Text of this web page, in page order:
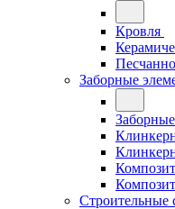
Кровля
Заборные
Строительные